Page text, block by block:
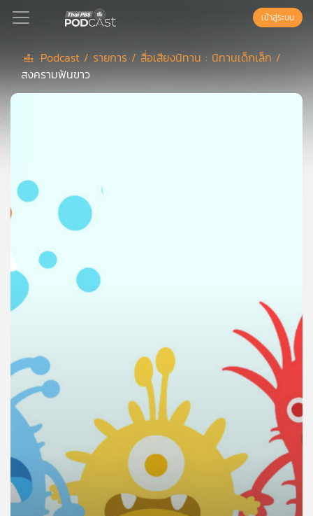
Podcast
แนะนำ
ลิ
ของ
เพลง
บทความ
ข่าว
และ
กิจกรรม
เข้าสู่ระบบ
Podcast / รายการ /สื่อเสียงนิทาน : นิทานเด็กเล็ก /
สงครามฟันขาว